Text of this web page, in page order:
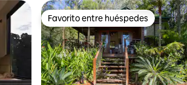
Favorito entre huéspedes
Favorito entre huéspedes